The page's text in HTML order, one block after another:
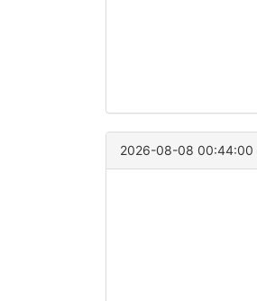
2026-08-08 00:44:00